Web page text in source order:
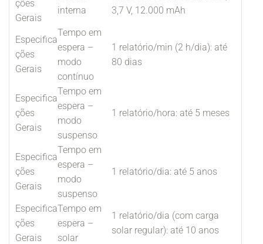
ções
Gerais
interna
3,7 V, 12.000 mAh
Especifica
ções
Gerais
Tempo em
espera –
modo
contínuo
1 relatório/min (2 h/dia): até
80 dias
Especifica
ções
Gerais
Tempo em
espera –
modo
suspenso
1 relatório/hora: até 5 meses
Especifica
ções
Gerais
Tempo em
espera –
modo
suspenso
1 relatório/dia: até 5 anos
Especifica
ções
Gerais
Tempo em
espera –
solar
1 relatório/dia (com carga
solar regular): até 10 anos